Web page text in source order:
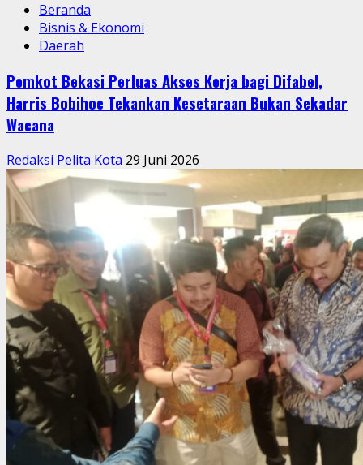
Beranda
Bisnis & Ekonomi
Daerah
Pemkot Bekasi Perluas Akses Kerja bagi Difabel,
Harris Bobihoe Tekankan Kesetaraan Bukan Sekadar
Wacana
Redaksi Pelita Kota 29 Juni 2026